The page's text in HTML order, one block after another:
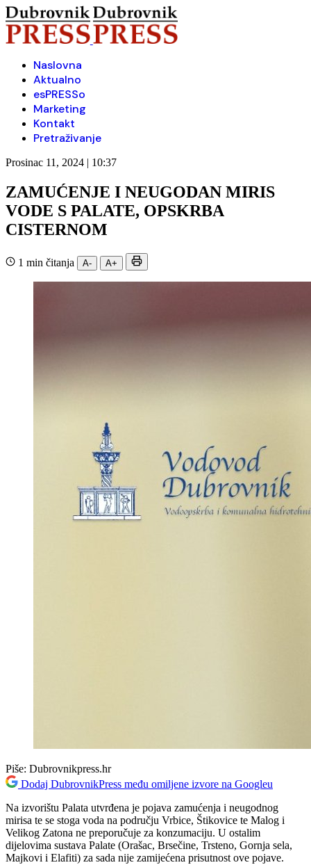
Naslovna
Aktualno
esPRESSo
Marketing
Kontakt
Pretraživanje
Prosinac 11, 2024 | 10:37
ZAMUĆENJE I NEUGODAN MIRIS
VODE S PALATE, OPSKRBA
CISTERNOM
1 min čitanja A- A+
Piše: Dubrovnikpress.hr
Dodaj DubrovnikPress među omiljene izvore na Googleu
Na izvorištu Palata utvrđena je pojava zamućenja i neugodnog
mirisa te se stoga voda na području Vrbice, Štikovice te Malog i
Velikog Zatona ne preporučuje za konzumaciju. U ostalim
dijelovima sustava Palate (Orašac, Brsečine, Trsteno, Gornja sela,
Majkovi i Elafiti) za sada nije zamijećena prisutnost ove pojave.